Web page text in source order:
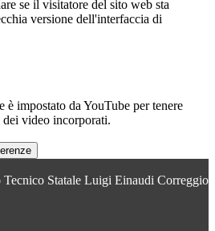
se il visitatore del sito web sta
versione dell'interfaccia di
è impostato da YouTube per tenere
video incorporati.
Tecnico Statale Luigi Einaudi Correggio